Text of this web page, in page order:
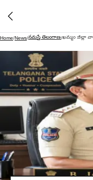
Home/News/నమస్తే తెలంగాణ/ఖమ్మం జిల్లా